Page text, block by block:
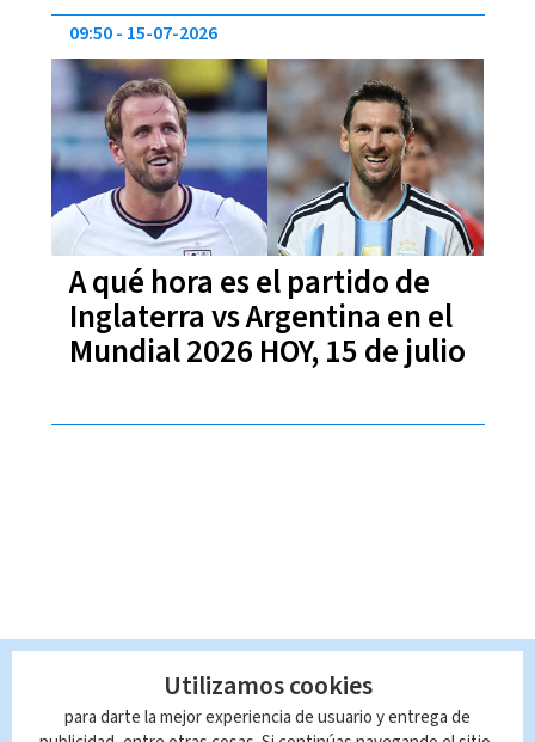
A qué hora es el partido de
Inglaterra vs Argentina en el
Mundial 2026 HOY, 15 de julio
09:50 15-07-2026
Utilizamos cookies
para darte la mejor experiencia de usuario y entrega de